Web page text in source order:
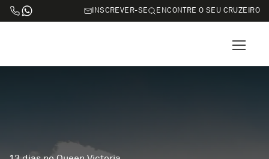
INSCREVER-SE ENCONTRE O SEU CRUZEIRO